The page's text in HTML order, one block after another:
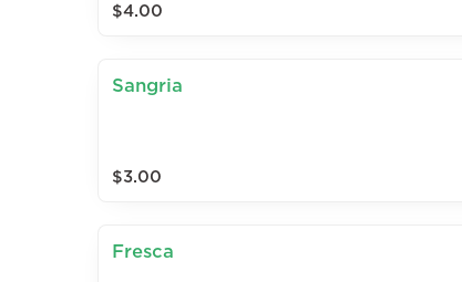
$4.00
Sangria
$3.00
Fresca